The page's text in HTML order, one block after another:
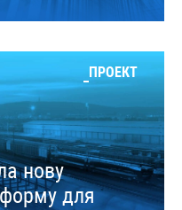
ПРОЕКТ
нову
для